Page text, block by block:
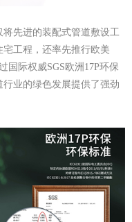
先进的装配式管道敷设工
工程，还率先推行欧美
国际权威SGS欧洲17P环保
业的绿色发展提供了强劲